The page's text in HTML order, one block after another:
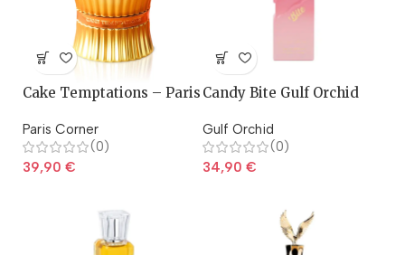
Cake Temptations – Paris
Paris Corner
(0)
39,90 €
Candy Bite Gulf Orchid
Gulf Orchid
(0)
34,90 €